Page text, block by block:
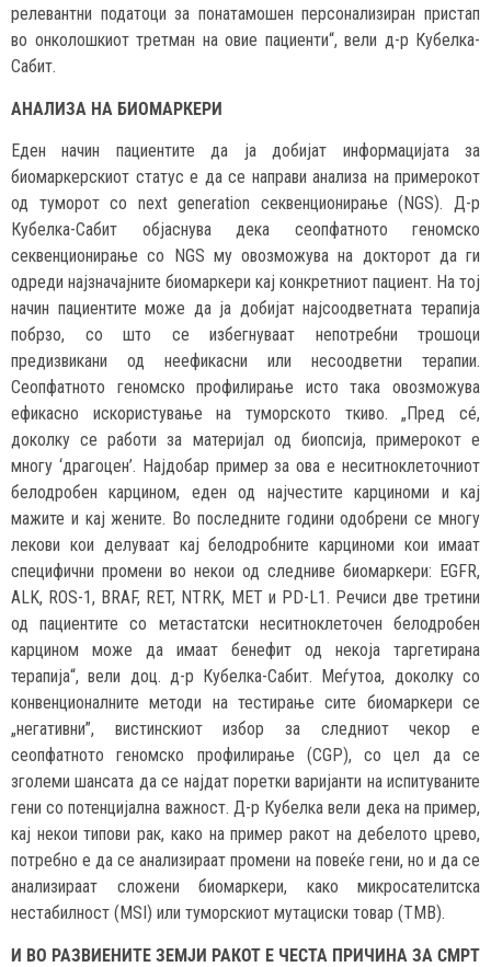
релевантни податоци за понатамошен персонализиран пристап
во онколошкиот третман на овие пациенти“, вели д-р Кубелка-
Сабит.
АНАЛИЗА НА БИОМАРКЕРИ
Еден начин пациентите да ја добијат информацијата за
биомаркерскиот статус е да се направи анализа на примерокот
од туморот со next generation секвенционирање (NGS). Д-р
Кубелка-Сабит објаснува дека сеопфатното геномско
секвенционирање со NGS му овозможува на докторот да ги
одреди најзначајните биомаркери кај конкретниот пациент. На тој
начин пациентите може да ја добијат најсоодветната терапија
побрзо, со што се избегнуваат непотребни трошоци
предизвикани од неефикасни или несоодветни терапии.
Сеопфатното геномско профилирање исто така овозможува
ефикаснo искористување на туморското ткиво. „Пред сé,
доколку се работи за материјал од биопсија, примерокот е
многу ‘драгоцен’. Најдобар пример за ова е неситноклеточниот
белодробен карцином, еден од најчестите карциноми и кај
мажите и кај жените. Во последните години одобрени се многу
лекови кои делуваат кај белодробните карциноми кои имаат
специфични промени во некои од следниве биомаркери: EGFR,
ALK, ROS-1, BRAF, RET, NTRK, MET и PD-L1. Речиси две третини
од пациентите со метастатски неситноклеточен белодробен
карцином може да имаат бенефит од некоја таргетирана
терапија“, вели доц. д-р Кубелка-Сабит. Меѓутоа, доколку со
конвенционалните методи на тестирање сите биомаркeри се
„негативни”, вистинскиот избор за следниот чекор е
сеопфатното геномско профилирање (CGP), со цел да се
зголеми шансата да се најдат поретки варијанти на испитуваните
гени со потенцијална важност. Д-р Кубелка вели дека на пример,
кај некои типови рак, како на пример ракот на дебелото црево,
потребно е да се анализираат промени на повеќе гени, но и да се
анализираат сложени биомаркери, како микросателитска
нестабилност (MSI) или туморскиот мутациски товар (TMB).
И ВО РАЗВИЕНИТЕ ЗЕМЈИ РАКОТ Е ЧЕСТА ПРИЧИНА ЗА СМРТ